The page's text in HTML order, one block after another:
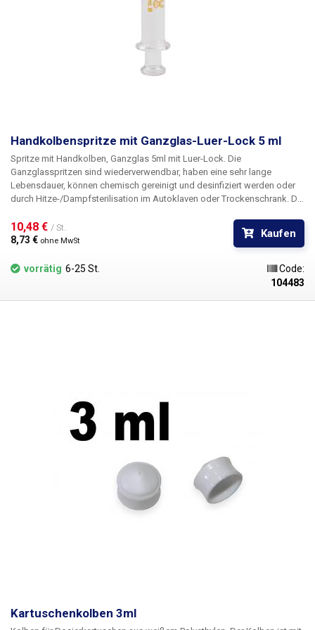
Handkolbenspritze mit Ganzglas-Luer-Lock 5 ml
Spritze mit Handkolben, Ganzglas 5ml mit Luer-Lock.
Ganzglasspritzen sind wiederverwendbar, haben eine sehr lange
Lebensdauer, können chemisch gereinigt und desinfiziert werden oder
durch Hitze-/Dampfsterilisation im Autoklaven oder Trockenschrank. Die
aufgrund der glatten Wände Temperaturen bis zu 160°C ausgesetzt
werden, sie sind leicht zu reinigen, das Glas wird durch UV-Strahlung
Metallkonnektor ausgestattet, auf den verschiedene Arten von Nadeln,
Chemikalienbeständigkeit ergibt sich aus den verwendeten Materialien -
Borosilikatglas und Luer-Lock-Anschluss aus Metall mit
ChromoberflächeGanzglasspritzen sind nur für technische Zwecke
bestimmt und müssen vor dem ersten Gebrauch sterilisiert werden.
10,48 € / St.
8,73 € ohne MwSt
Kaufen
vorrätig 6-25 St.
Code:
104483
Kartuschenkolben 3ml